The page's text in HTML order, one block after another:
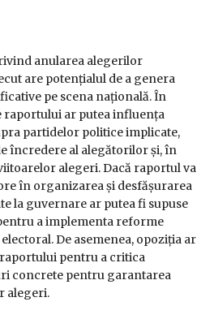
anularea alegerilor
are potențialul de a genera
pe scena națională. În
ar putea influența
partidelor politice implicate,
încredere al alegătorilor și, în
alegeri. Dacă raportul va
în organizarea și desfășurarea
la guvernare ar putea fi supuse
a implementa reforme
De asemenea, opoziția ar
pentru a critica
concrete pentru garantarea
alegeri.